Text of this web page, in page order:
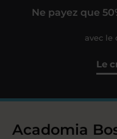
Ne payez que
avec le
Le
Acadomia